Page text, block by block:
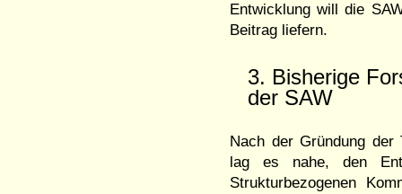
Entwicklung will die
Beitrag liefern.
3. Bisherige
der SAW
Nach der Gründung der
lag es nahe, den
Strukturbezogenen